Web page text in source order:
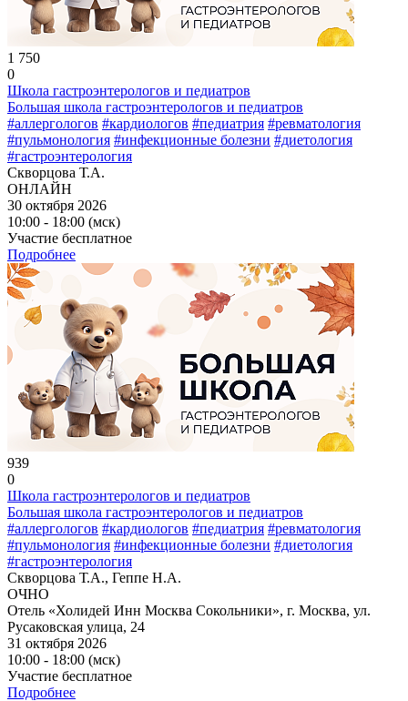
1 750
0
Школа гастроэнтерологов и педиатров
Большая школа гастроэнтерологов и педиатров
#аллергологов #кардиологов #педиатрия #ревматология
#пульмонология #инфекционные болезни #диетология
#гастроэнтерология
Скворцова Т.А.
ОНЛАЙН
30 октября 2026
10:00 - 18:00 (мск)
Участие бесплатное
Подробнее
939
0
Школа гастроэнтерологов и педиатров
Большая школа гастроэнтерологов и педиатров
#аллергологов #кардиологов #педиатрия #ревматология
#пульмонология #инфекционные болезни #диетология
#гастроэнтерология
Скворцова Т.А., Геппе Н.А.
ОЧНО
Отель «Холидей Инн Москва Сокольники», г. Москва, ул.
Русаковская улица, 24
31 октября 2026
10:00 - 18:00 (мск)
Участие бесплатное
Подробнее